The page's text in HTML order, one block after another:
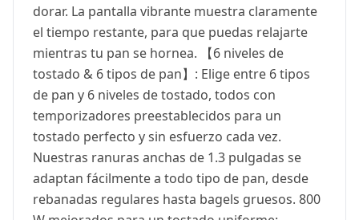
dorar. La pantalla vibrante muestra claramente
el tiempo restante, para que puedas relajarte
mientras tu pan se hornea. 【6 niveles de
tostado & 6 tipos de pan】: Elige entre 6 tipos
de pan y 6 niveles de tostado, todos con
temporizadores preestablecidos para un
tostado perfecto y sin esfuerzo cada vez.
Nuestras ranuras anchas de 1.3 pulgadas se
adaptan fácilmente a todo tipo de pan, desde
rebanadas regulares hasta bagels gruesos. 800